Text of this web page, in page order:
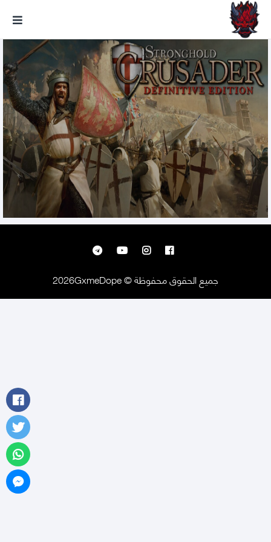
Stronghold Crusader Definitive
Edition تحميل مجانا تحديث 2.61
جميع الحقوق محفوظة © 2026GxmeDope